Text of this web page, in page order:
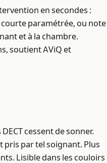
en secondes :
paramétrée, ou note
et à la chambre.
soutient AViQ et
cessent de sonner.
pris par tel soignant. Plus
Lisible dans les couloirs